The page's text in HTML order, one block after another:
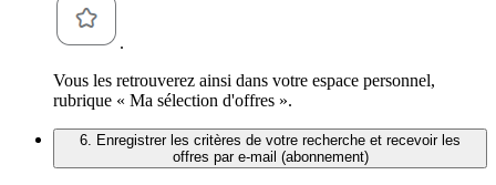
.
Vous les retrouverez ainsi dans votre espace personnel,
rubrique « Ma sélection d'offres ».
6. Enregistrer les critères de votre recherche et recevoir les
offres par e-mail (abonnement)